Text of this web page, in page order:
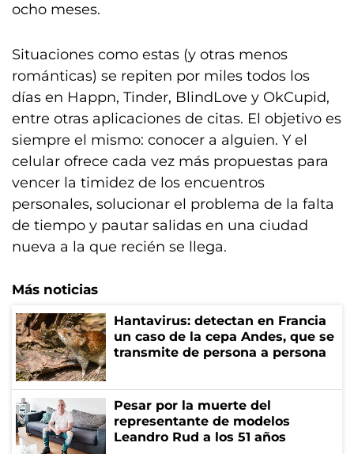
ocho meses.
Situaciones como estas (y otras menos
románticas) se repiten por miles todos los
días en Happn, Tinder, BlindLove y OkCupid,
entre otras aplicaciones de citas. El objetivo es
siempre el mismo: conocer a alguien. Y el
celular ofrece cada vez más propuestas para
vencer la timidez de los encuentros
personales, solucionar el problema de la falta
de tiempo y pautar salidas en una ciudad
nueva a la que recién se llega.
Más noticias
Hantavirus: detectan en Francia
un caso de la cepa Andes, que se
transmite de persona a persona
Pesar por la muerte del
representante de modelos
Leandro Rud a los 51 años